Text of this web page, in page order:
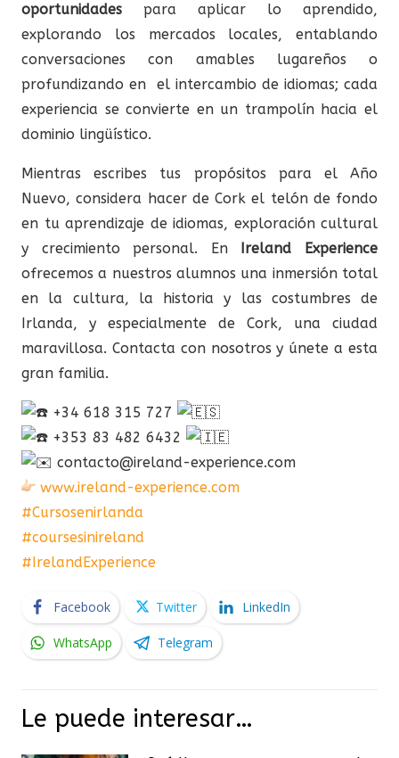
oportunidades para aplicar lo aprendido,
explorando los mercados locales, entablando
conversaciones con amables lugareños o
profundizando en el intercambio de idiomas; cada
experiencia se convierte en un trampolín hacia el
dominio lingüístico.
Mientras escribes tus propósitos para el Año
Nuevo, considera hacer de Cork el telón de fondo
en tu aprendizaje de idiomas, exploración cultural
y crecimiento personal. En Ireland Experience
ofrecemos a nuestros alumnos una inmersión total
en la cultura, la historia y las costumbres de
Irlanda, y especialmente de Cork, una ciudad
maravillosa. Contacta con nosotros y únete a esta
gran familia.
+34 618 315 727
+353 83 482 6432
contacto@ireland-experience.com
www.ireland-experience.com
#Cursosenirlanda
#coursesinireland
#IrelandExperience
Facebook Twitter LinkedIn
WhatsApp Telegram
Le puede interesar…